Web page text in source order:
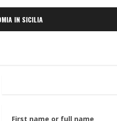
IN SICILIA
First name or full name